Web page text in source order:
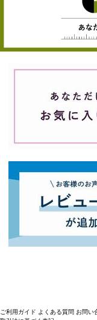
ご利用ガイド よくある質問 お問い